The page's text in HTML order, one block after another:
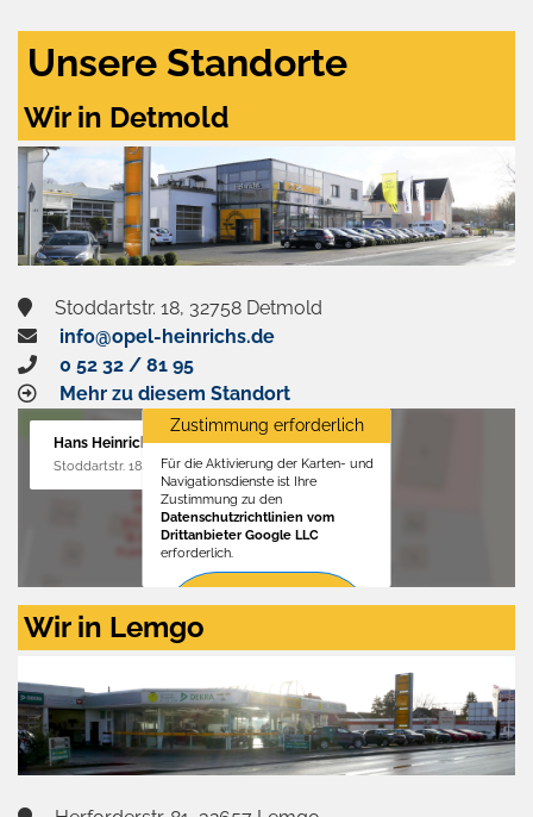
Unsere Standorte
Wir in Detmold
Stoddartstr. 18, 32758 Detmold
info@opel-heinrichs.de
0 52 32 / 81 95
Mehr zu diesem Standort
Hans Heinrichs GmbH
Stoddartstr. 18, 32758 Detmold
Zustimmung erforderlich
Für die Aktivierung der Karten- und
Navigationsdienste ist Ihre
Zustimmung zu den
Datenschutzrichtlinien vom
Drittanbieter Google LLC
erforderlich.
Zustimmen
aktivieren
Wir in Lemgo